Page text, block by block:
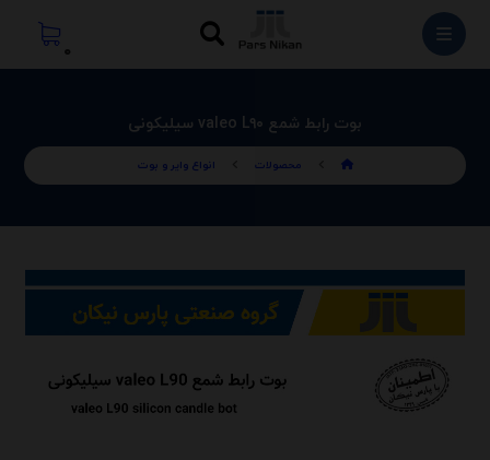
بوت رابط شمع valeo L۹۰ سیلیکونی
محصولات انواع وایر و بوت